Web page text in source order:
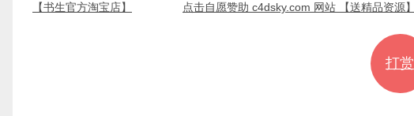
【书生官方淘宝店】 点击自愿赞助 c4dsky.com 网站 【送精品资源】
打赏